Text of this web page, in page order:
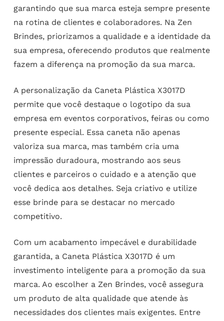
garantindo que sua marca esteja sempre presente
na rotina de clientes e colaboradores. Na Zen
Brindes, priorizamos a qualidade e a identidade da
sua empresa, oferecendo produtos que realmente
fazem a diferença na promoção da sua marca.
A personalização da Caneta Plástica X3017D
permite que você destaque o logotipo da sua
empresa em eventos corporativos, feiras ou como
presente especial. Essa caneta não apenas
valoriza sua marca, mas também cria uma
impressão duradoura, mostrando aos seus
clientes e parceiros o cuidado e a atenção que
você dedica aos detalhes. Seja criativo e utilize
esse brinde para se destacar no mercado
competitivo.
Com um acabamento impecável e durabilidade
garantida, a Caneta Plástica X3017D é um
investimento inteligente para a promoção da sua
marca. Ao escolher a Zen Brindes, você assegura
um produto de alta qualidade que atende às
necessidades dos clientes mais exigentes. Entre